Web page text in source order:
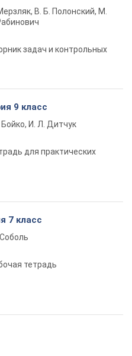
В. Б. Полонский, М.
задач и контрольных
9 класс
И. Л. Дитчук
для практических
7 класс
тетрадь